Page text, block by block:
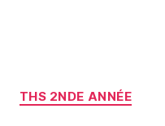
Catégories
THS 2NDE ANNÉE